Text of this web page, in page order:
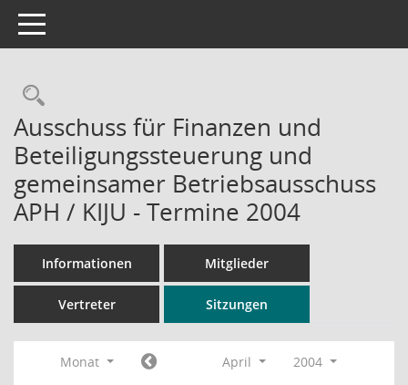
Toggle navigation
Rechercheauswahl
Ausschuss für Finanzen und
Beteiligungssteuerung und
gemeinsamer Betriebsausschuss
APH / KIJU - Termine 2004
Informationen Mitglieder
Vertreter Sitzungen
Monat April
2004